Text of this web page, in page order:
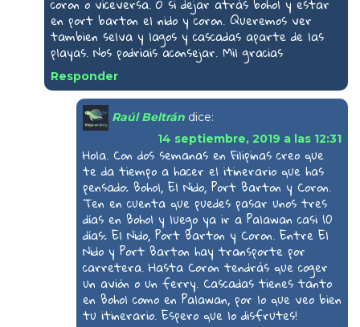
en port barton el nido y coron. Queremos ver
tambien selva y lagos y cascadas aparte de las
playas. Nos podriais aconsejar. Mil gracias
Responder
Raúl Beltrán dice:
14 septiembre, 2019 a las 12:31
Hola. Con dos semanas en Filipinas creo que
te da tiempo a hacer el itinerario que has
pensado: Bohol, El Nido, Port Barton y Coron.
Ten en cuenta que puedes pasar unos tres
días en Bohol y luego ya ir a Palawan casi 10
días: El Nido, Port Barton y Coron. Entre El
Nido y Port Barton hay transporte por
carretera. Hasta Coron tendrás que coger
un avión o un ferry. Cascadas tienes tanto
en Bohol como en Palawan, por lo que veo bien
tu itinerario. Espero que lo disfrutes!